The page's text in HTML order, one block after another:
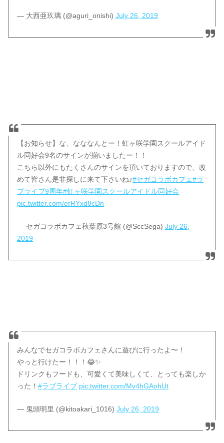
— 大西亜玖璃 (@aguri_onishi)July 26, 2019
【お知らせ】な、なななんとー！虹ヶ咲学園スクールアイド
ル同好会9名のサインが揃いましたー！！
こちら以外にもたくさんのサインを頂いておりますので、改
めて皆さん是非探しに来て下さいね♪#セガコラボカフェ#ラ
ブライブ9周年#虹ヶ咲学園スクールアイドル同好会
pic.twitter.com/erRYxd8cDn
— セガコラボカフェ秋葉原3号館 (@SccSega)July 26,
2019
みんなでセガコラボカフェさんに遊びに行ったよ〜！
やっと行けたー！！！😂✨
ドリンクもフードも、可愛くて美味しくて、とっても楽しか
った！#ラブライブ pic.twitter.com/Mv4hGAohUt
— 鬼頭明里 (@kitoakari_1016)July 26, 2019